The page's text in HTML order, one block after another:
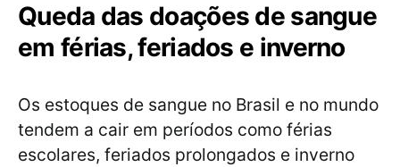
Queda das doações de sangue
em férias, feriados e inverno
Os estoques de sangue no Brasil e no mundo
tendem a cair em períodos como férias
escolares, feriados prolongados e inverno